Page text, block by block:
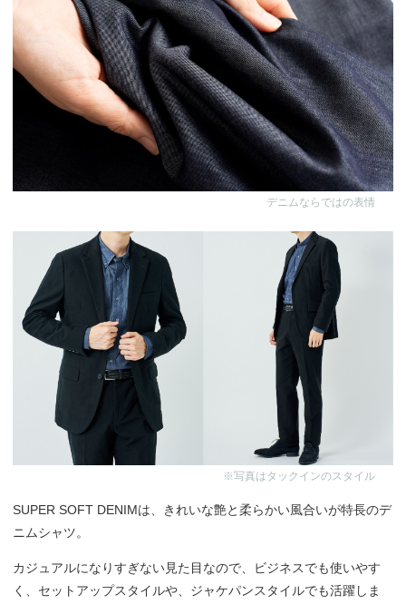
デニムならではの表情
※写真はタックインのスタイル
SUPER SOFT DENIMは、きれいな艶と柔らかい風合いが特長のデ
ニムシャツ。
カジュアルになりすぎない見た目なので、ビジネスでも使いやす
く、セットアップスタイルや、ジャケパンスタイルでも活躍しま